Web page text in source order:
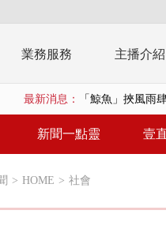
業務服務 主播介紹
最新消息：
「鯨魚」挾風
BP出道10周年
「吉伊卡哇」劇
「疫苗採購」大
新聞一點靈 壹
> HOME > 社會